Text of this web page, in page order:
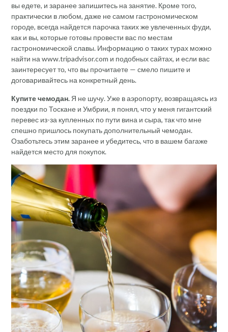
вы едете, и заранее запишитесь на занятие. Кроме того,
практически в любом, даже не самом гастрономическом
городе, всегда найдется парочка таких же увлеченных фуди,
как и вы, которые готовы провести вас по местам
гастрономической славы. Информацию о таких турах можно
найти на www.tripadvisor.com и подобных сайтах, и если вас
заинтересует то, что вы прочитаете — смело пишите и
договаривайтесь на конкретный день.
Купите чемодан. Я не шучу. Уже в аэропорту, возвращаясь из
поездки по Тоскане и Умбрии, я понял, что у меня гигантский
перевес из-за купленных по пути вина и сыра, так что мне
спешно пришлось покупать дополнительный чемодан.
Озаботьтесь этим заранее и убедитесь, что в вашем багаже
найдется место для покупок.